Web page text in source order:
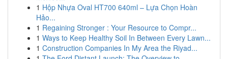
1 Hộp Nhựa Oval HT700 640ml – Lựa Chọn Hoàn
Hảo...
1 Regaining Stronger : Your Resource to Compr...
1 Ways to Keep Healthy Soil In Between Every Lawn...
1 Construction Companies In My Area the Riyad...